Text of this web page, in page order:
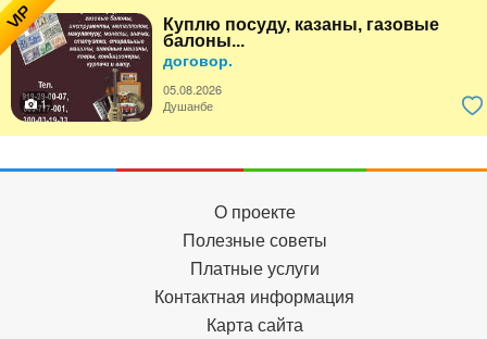
VIP
Куплю посуду, казаны, газовые
балоны...
договор.
05.08.2026
1
Душанбе
О проекте
Полезные советы
Платные услуги
Контактная информация
Карта сайта